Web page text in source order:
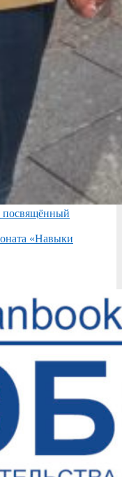
посвящённый
«Навыки